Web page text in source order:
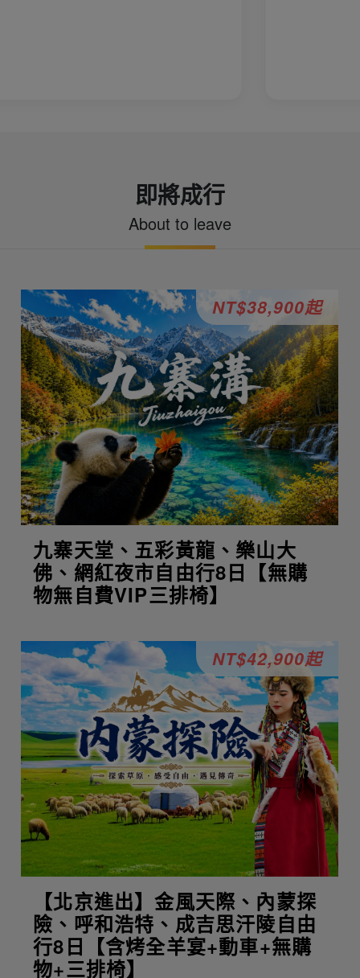
即將成行
About to leave
九寨天堂、五彩黃龍、樂山大
佛、網紅夜市自由行8日【無購
物無自費VIP三排椅】
NT$38,900起
【北京進出】金風天際、內蒙探
險、呼和浩特、成吉思汗陵自由
行8日【含烤全羊宴+動車+無購
物+三排椅】
NT$42,900起